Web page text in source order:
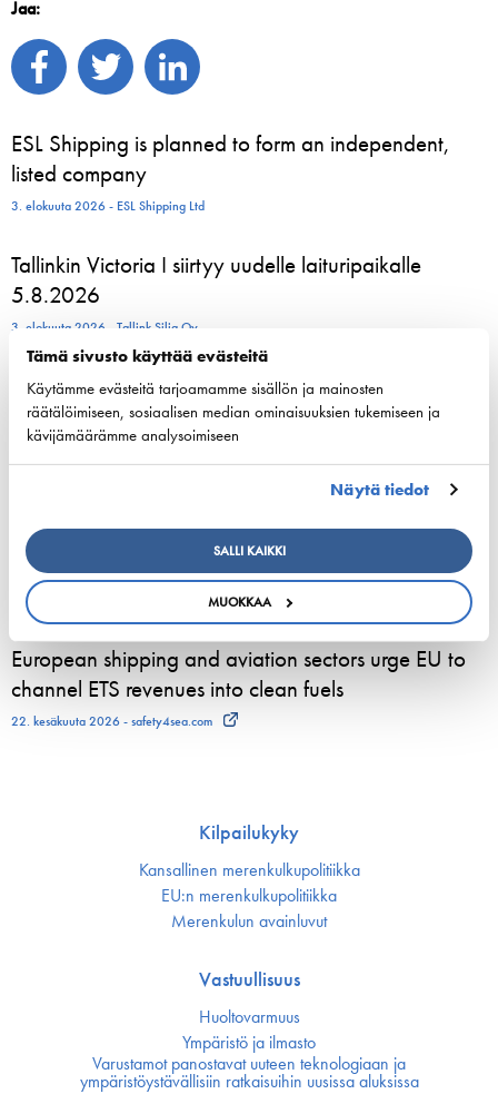
Tämä sivusto käyttää evästeitä
Käytämme evästeitä tarjoamamme sisällön ja mainosten
räätälöimiseen, sosiaalisen median ominaisuuksien tukemiseen ja
kävijämäärämme analysoimiseen
Näytä tiedot
SALLI KAIKKI
MUOKKAA
Jaa:
ESL Shipping is planned to form an independent,
listed company
3. elokuuta 2026 - ESL Shipping Ltd
Tallinkin Victoria I siirtyy uudelle laituripaikalle
5.8.2026
3. elokuuta 2026 - Tallink Silja Oy
Pohjoismaiset varustamoedustajat kokoontuvat
Helsinkiin vahvistamaan meriliikenteen resilienssiä
24. kesäkuuta 2026 - Suomen Varustamot Ry
800 kesätyöntekijää aloittelee parhaillaan Viking
Linen laivoilla – moni heistä löytää uran
merenkulusta
23. kesäkuuta 2026 - Viking Line Abp
European shipping and aviation sectors urge EU to
channel ETS revenues into clean fuels
22. kesäkuuta 2026 - safety4sea.com
Kilpailukyky
Kansallinen merenkulku­politiikka
EU:n merenkulku­politiikka
Merenkulun avainluvut
Vastuullisuus
Huoltovarmuus
Ympäristö ja ilmasto
Varustamot panostavat uuteen teknologiaan ja
ympäristöystävällisiin ratkaisuihin uusissa aluksissa